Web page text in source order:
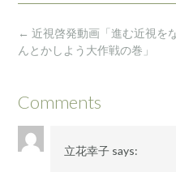
Post
navigation
← 近視啓発動画「進む近視を
んとかしよう大作戦の巻」
Comments
立花幸子 says: